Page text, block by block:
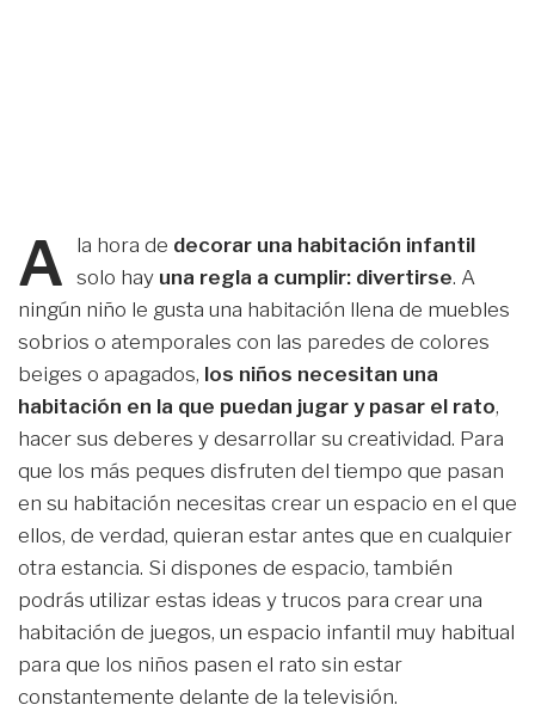
A la hora de decorar una habitación infantil
solo hay una regla a cumplir: divertirse. A
ningún niño le gusta una habitación llena de muebles
sobrios o atemporales con las paredes de colores
beiges o apagados, los niños necesitan una
habitación en la que puedan jugar y pasar el rato,
hacer sus deberes y desarrollar su creatividad. Para
que los más peques disfruten del tiempo que pasan
en su habitación necesitas crear un espacio en el que
ellos, de verdad, quieran estar antes que en cualquier
otra estancia. Si dispones de espacio, también
podrás utilizar estas ideas y trucos para crear una
habitación de juegos, un espacio infantil muy habitual
para que los niños pasen el rato sin estar
constantemente delante de la televisión.